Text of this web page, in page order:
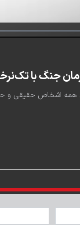
جنگ با
همه اشخاص حقیقی